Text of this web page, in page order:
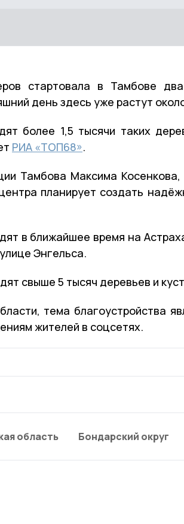
стартовала в Тамбове
день здесь уже растут
более 1,5 тысячи таких
РИА «ТОП68».
Тамбова Максима Косенкова,
планирует создать
в ближайшее время на
Энгельса.
свыше 5 тысяч деревьев и
тема благоустройства
жителей в соцсетях.
область Бондарский округ